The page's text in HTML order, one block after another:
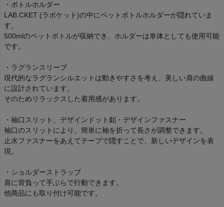
・ボトルホルダー
LAB.CKET (ラボケット)の中にペットボトルホルダーが隠れていま
す。
500mlのペットボトルが収納でき、ホルダーは単体としても使用可能
です。
・ラグランスリーブ
現代的なラグランシルエットは動きやすさを考え、美しい肩の曲線
に設計されています。
そのためリラックスした着用感があります。
・袖口スリット、デザインドット釦・デザインファスナー
袖口のスリットにより、簡単に袖を折って長さが調整できます。
止水ファスナーをあえてテープで隠すことで、新しいデザインを表
現。
・ショルダーストラップ
肩に背負って手ぶらで行動できます。
他商品にも取り付け可能です。